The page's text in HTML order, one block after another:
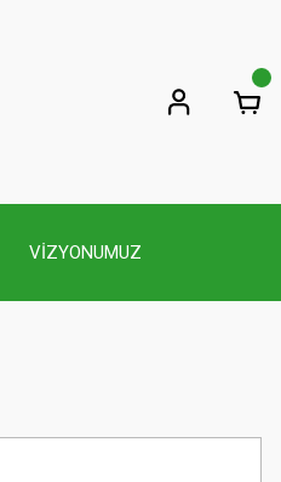
VİZYONUMUZ